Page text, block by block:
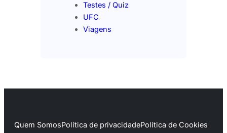
Testes / Quiz
UFC
Viagens
Quem SomosPolítica de privacidadePolítica de Cookies